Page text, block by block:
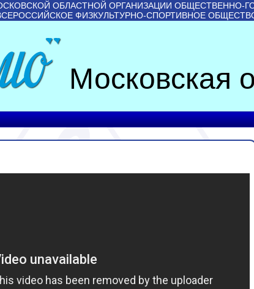
ОБЛАСТНОЙ ОРГАНИЗАЦИИ ОБЩЕСТВЕННО-
ФИЗКУЛЬТУРНО-СПОРТИВНОЕ
Московская